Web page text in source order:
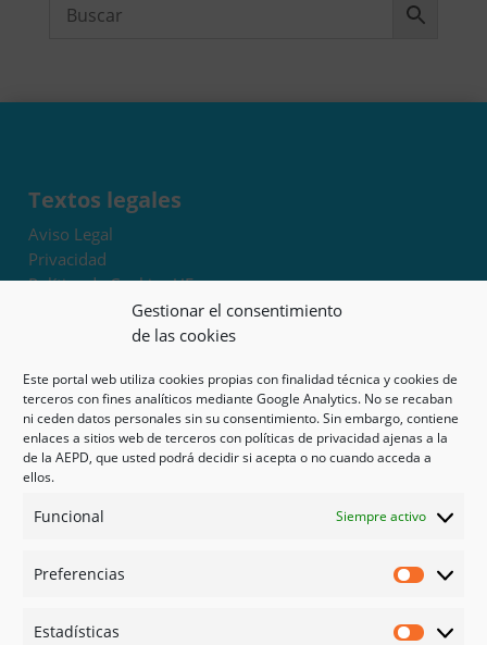
Gestionar el consentimiento
de las cookies
Este portal web utiliza cookies propias con finalidad técnica y cookies de
terceros con fines analíticos mediante Google Analytics. No se recaban
ni ceden datos personales sin su consentimiento. Sin embargo, contiene
enlaces a sitios web de terceros con políticas de privacidad ajenas a la
de la AEPD, que usted podrá decidir si acepta o no cuando acceda a
ellos.
Funcional Siempre activo
Preferencias
Estadísticas
Textos legales
Aviso Legal
Privacidad
Política de Cookies UE
Términos y condiciones
Exoneración de responsabilidad
Mapa del sitio
Mi cuenta
Tienda
Psicología en Murcia
Guías
Redes sociales
Instagram